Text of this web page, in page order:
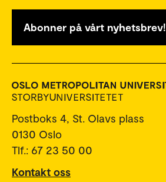
Abonner på vårt nyhetsbrev!
Postboks 4, St. Olavs plass
0130 Oslo
Tlf.: 67 23 50 00
Kontakt oss